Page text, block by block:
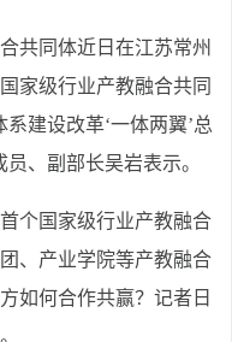
共同体近日在江苏常州
家级行业产教融合共同
建设改革‘一体两翼’总
、副部长吴岩表示。
国家级行业产教融合
、产业学院等产教融合
如何合作共赢？记者日